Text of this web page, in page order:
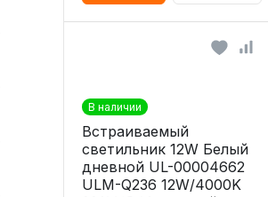
В наличии
Встраиваемый
светильник 12W Белый
дневной UL-00004662
ULM-Q236 12W/4000K